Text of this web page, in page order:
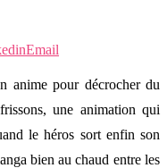
Email
anime pour décrocher du
une animation qui
le héros sort enfin son
bien au chaud entre les